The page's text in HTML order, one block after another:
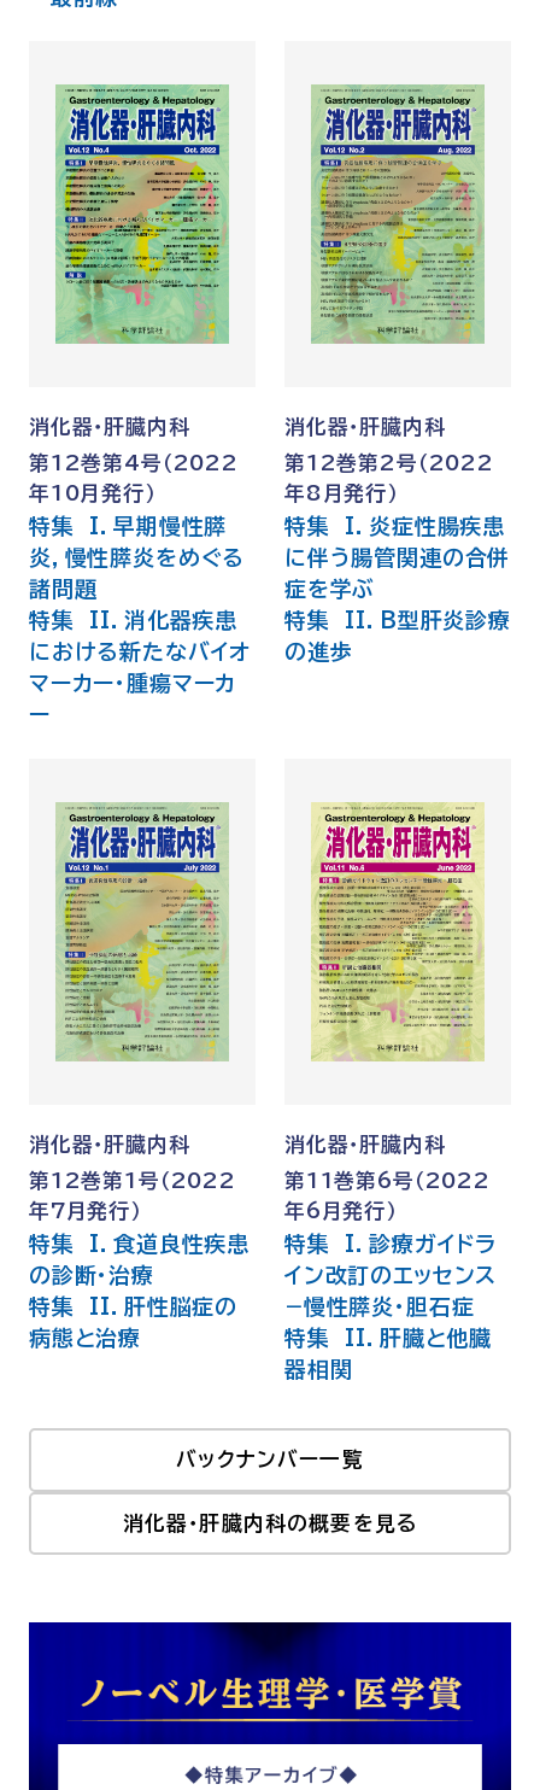
消化器・肝臓内科
第12巻第4号（2022
年10月発行）
特集 I．早期慢性膵
炎，慢性膵炎をめぐる
諸問題
特集 II．消化器疾患
における新たなバイオ
マーカー・腫瘍マーカ
ー
消化器・肝臓内科
第12巻第2号（2022
年8月発行）
特集 I．炎症性腸疾患
に伴う腸管関連の合併
症を学ぶ
特集 II．B型肝炎診療
の進歩
消化器・肝臓内科
第12巻第1号（2022
年7月発行）
特集 I．食道良性疾患
の診断・治療
特集 II．肝性脳症の
病態と治療
消化器・肝臓内科
第11巻第6号（2022
年6月発行）
特集 I．診療ガイドラ
イン改訂のエッセンス
−慢性膵炎・胆石症
特集 II．肝臓と他臓
器相関
バックナンバー一覧
消化器・肝臓内科の概要を見る